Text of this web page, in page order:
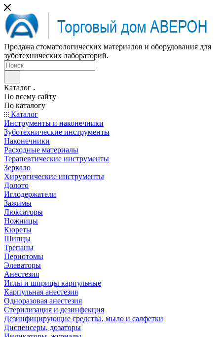
Продажа стоматологических материалов и оборудования для
зуботехнических лабораторий.
Каталог
По всему сайту
По каталогу
Каталог
Инструменты и наконечники
Зуботехнические инструменты
Наконечники
Расходные материалы
Терапевтические инструменты
Зеркало
Хирургические инструменты
Долото
Иглодержатели
Зажимы
Люксаторы
Ножницы
Кюреты
Шипцы
Трепаны
Периотомы
Элеваторы
Анестезия
Иглы и шприцы карпульные
Карпульная анестезия
Одноразовая анестезия
Стерилизация и дезинфекция
Дезинфицирующие средства, мыло и салфетки
Диспенсеры, дозаторы